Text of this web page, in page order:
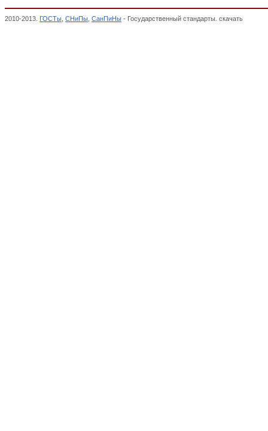
2010-2013. ГОСТы СНиПы СанПиНы - Государственный стандарты. скачать